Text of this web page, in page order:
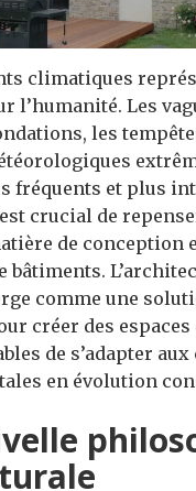
climatiques
l’humanité. Les
les
fréquents et plus
crucial de
de conception
bâtiments.
comme une
créer des espaces
de s’adapter
en évolution